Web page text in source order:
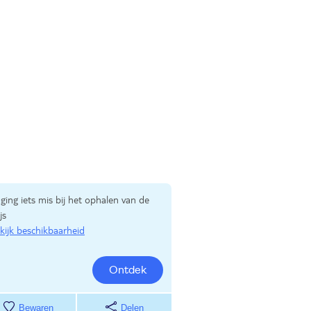
iets mis bij het ophalen van de
beschikbaarheid
Ontdek
Bewaren Delen